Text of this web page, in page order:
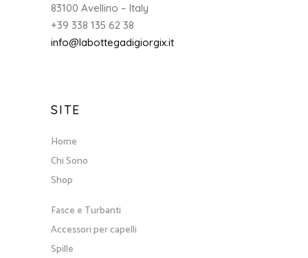
83100 Avellino – Italy
+39 338 135 62 38
info@labottegadigiorgix.it
SITE
Home
Chi Sono
Shop
Fasce e Turbanti
Accessori per capelli
Spille